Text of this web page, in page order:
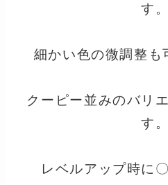
す。
細かい色の微調整も
クーピー並みのバリ
す。
レベルアップ時に